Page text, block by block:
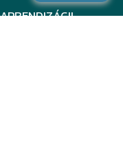
APRENDIZÁGIL